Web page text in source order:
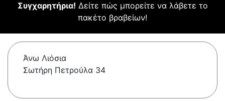
Συγχαρητήρια! Δείτε πώς μπορείτε να λάβετε το
πακέτο βραβείων!
Άνω Λιόσια
Σωτήρη Πετρούλα 34